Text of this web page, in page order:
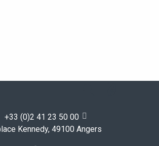
+33 (0)2 41 23 50 00
Kennedy, 49100 Angers